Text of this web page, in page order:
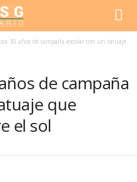
30 años de campaña escolar con un tatuaje
de campaña
que
el sol